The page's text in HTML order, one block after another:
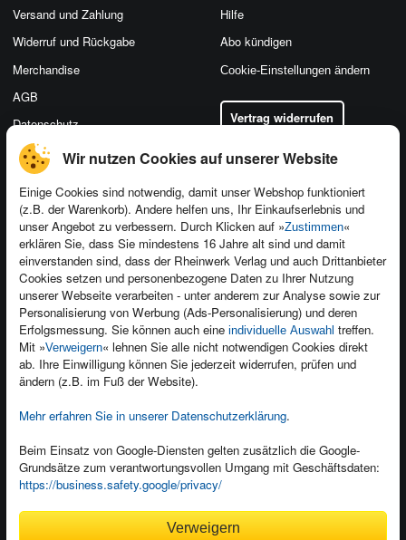
Wir nutzen Cookies auf unserer Website
Einige Cookies sind notwendig, damit unser Webshop funktioniert
(z.B. der Warenkorb). Andere helfen uns, Ihr Einkaufserlebnis und
unser Angebot zu verbessern. Durch Klicken auf »Zustimmen«
erklären Sie, dass Sie mindestens 16 Jahre alt sind und damit
einverstanden sind, dass der Rheinwerk Verlag und auch Drittanbieter
Cookies setzen und personenbezogene Daten zu Ihrer Nutzung
unserer Webseite verarbeiten - unter anderem zur Analyse sowie zur
Personalisierung von Werbung (Ads-Personalisierung) und deren
Erfolgsmessung. Sie können auch eine individuelle Auswahl treffen.
Mit »Verweigern« lehnen Sie alle nicht notwendigen Cookies direkt
ab. Ihre Einwilligung können Sie jederzeit widerrufen, prüfen und
ändern (z.B. im Fuß der Website).
Mehr erfahren Sie in unserer Datenschutzerklärung.
Beim Einsatz von Google-Diensten gelten zusätzlich die Google-
Grundsätze zum verantwortungsvollen Umgang mit Geschäftsdaten:
https://business.safety.google/privacy/
Verweigern
Kontakt
Newsletter
Für Unternehmen
Presseservice
Dozentenservice
Produktfeedback
Foreign Rights
Ein Buch schreiben
Versand und Zahlung
Widerruf und Rückgabe
Merchandise
AGB
Datenschutz
Hilfe
Abo kündigen
Cookie-Einstellungen ändern
Vertrag widerrufen
Kundenservice
Wir sind gerne für Sie da!
service@rheinwerk-verlag.de